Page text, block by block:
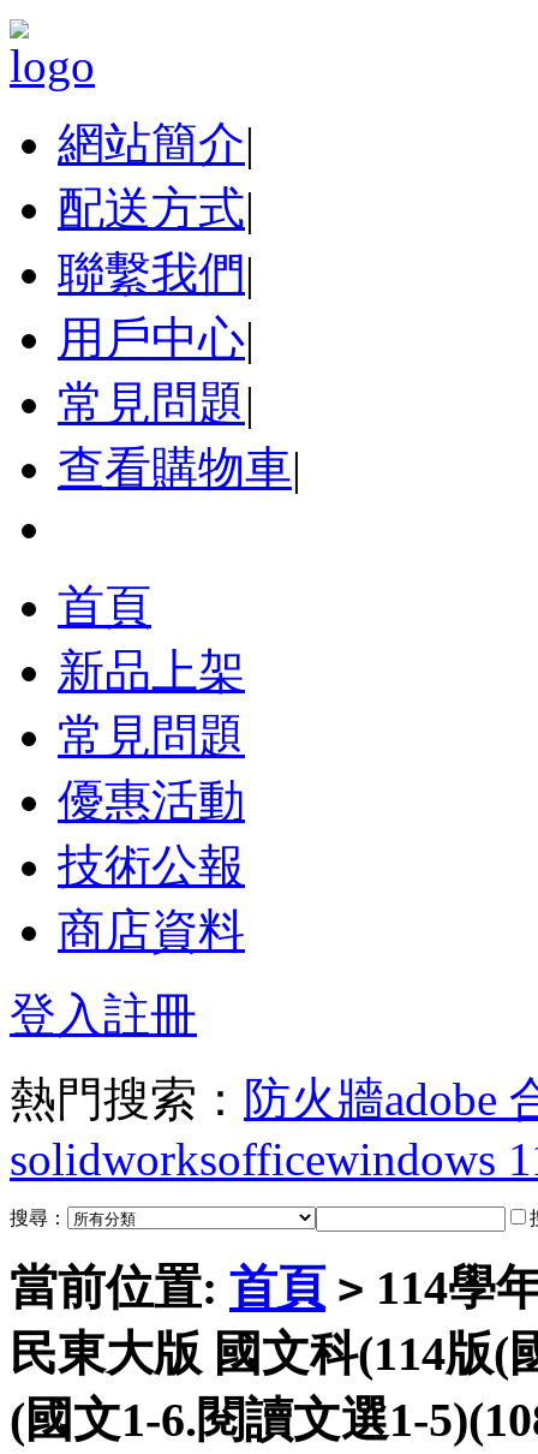
網站簡介|
配送方式|
聯繫我們|
用戶中心|
常見問題|
查看購物車|
首頁
新品上架
常見問題
優惠活動
技術公報
商店資料
登入註冊
熱門搜索： 防火牆adobe
solidworksofficewindows
搜尋：
當前位置: 首頁 > 114學
民東大版 國文科(114版(
(國文1-6.閱讀文選1-